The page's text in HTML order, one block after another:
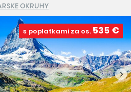
OKRUHY
s poplatkami za os. 535 €